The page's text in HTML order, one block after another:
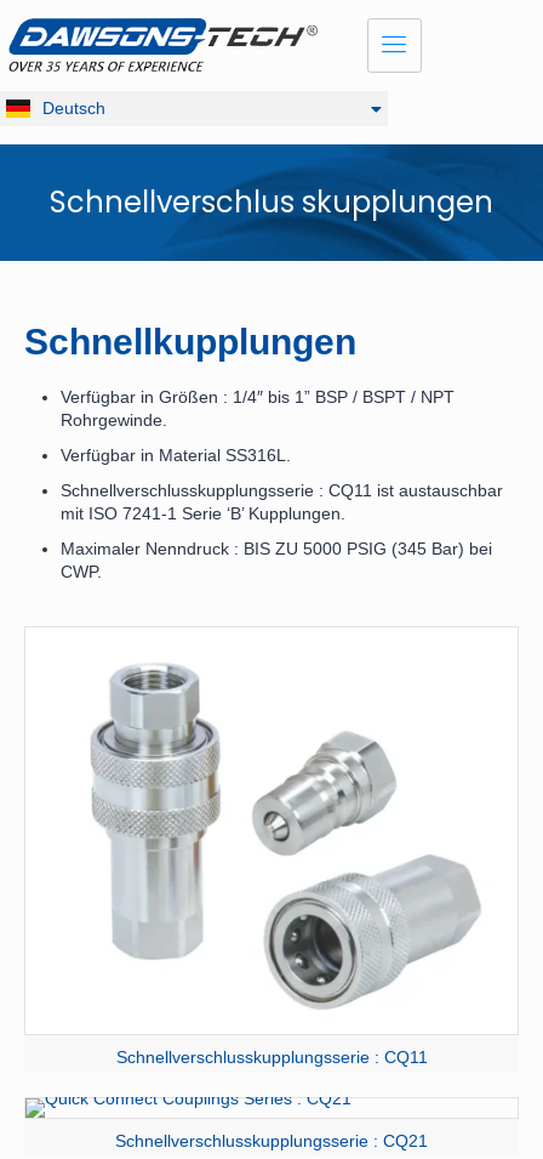
Deutsch
English
Français
Русский
Schnellverschlus skupplungen
Schnellkupplungen
Verfügbar in Größen : 1/4″ bis 1” BSP / BSPT / NPT
Rohrgewinde.
Verfügbar in Material SS316L.
Schnellverschlusskupplungsserie : CQ11 ist austauschbar
mit ISO 7241-1 Serie ‘B’ Kupplungen.
Maximaler Nenndruck : BIS ZU 5000 PSIG (345 Bar) bei
CWP.
Schnellverschlusskupplungsserie : CQ11
Schnellverschlusskupplungsserie : CQ21